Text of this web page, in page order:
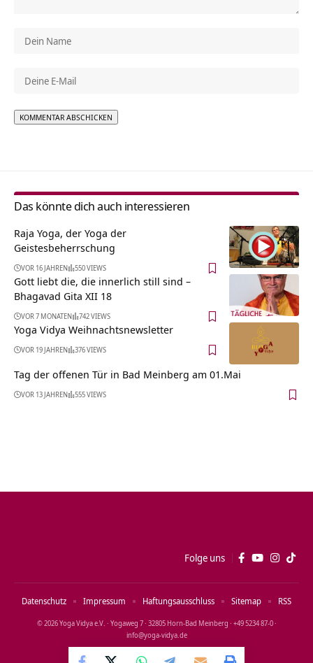
Das könnte dich auch interessieren
Raja Yoga, der Yoga der
Geistesbeherrschung
VOR 16 JAHREN 550 VIEWS
Gott liebt die, die innerlich still sind –
Bhagavad Gita XII 18
VOR 7 MONATEN 742 VIEWS
Yoga Vidya Weihnachtsnewsletter
VOR 19 JAHREN 376 VIEWS
Tag der offenen Tür in Bad Meinberg am 01.Mai
VOR 13 JAHREN 555 VIEWS
Folge uns
© 2026 Yoga Vidya e.V. · Yogaweg 7 · 32805 Horn‑Bad Meinberg · +49 5234 87‑0 ·
info@yoga‑vidya.de
Datenschutz Impressum Haftungsausschluss Sitemap RSS